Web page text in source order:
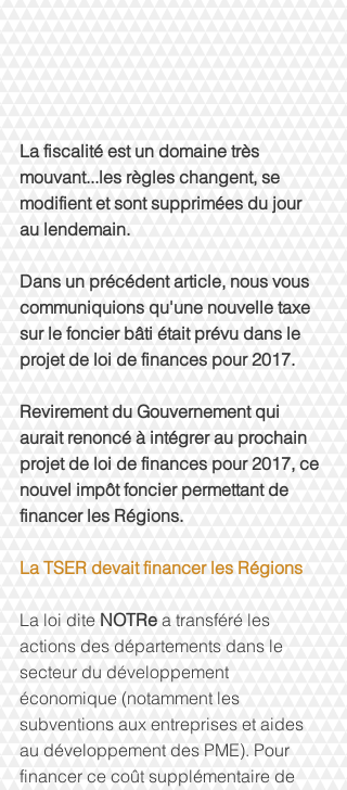
La fiscalité est un domaine très
mouvant...les règles changent, se
modifient et sont supprimées du jour
au lendemain.
Dans un précédent article, nous vous
communiquions qu'une nouvelle taxe
sur le foncier bâti était prévu dans le
projet de loi de finances pour 2017.
Revirement du Gouvernement qui
aurait renoncé à intégrer au prochain
projet de loi de finances pour 2017, ce
nouvel impôt foncier permettant de
financer les Régions.
La TSER devait financer les Régions
La loi dite NOTRe a transféré les
actions des départements dans le
secteur du développement
économique (notamment les
subventions aux entreprises et aides
au développement des PME). Pour
financer ce coût supplémentaire de